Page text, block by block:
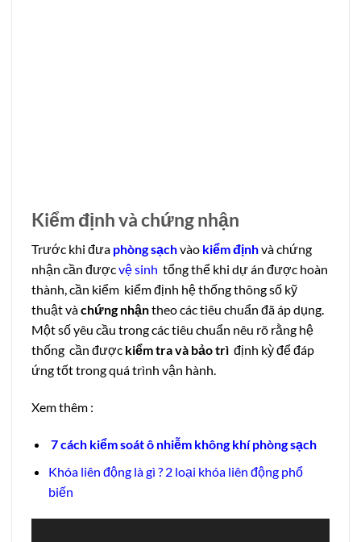
Kiểm định và chứng nhận
Trước khi đưa phòng sạchvào kiểm địnhvà chứng
nhận cần đượcvệ sinh tổng thể khi dự án được hoàn
thành, cần kiểm kiểm định hệ thống thông số kỹ
thuật vàchứng nhậntheo các tiêu chuẩn đã áp dụng.
Một số yêu cầu trong các tiêu chuẩn nêu rõ rằng hệ
thống cần được kiểm tra và bảo trì định kỳ để đáp
ứng tốt trong quá trình vận hành.
Xem thêm :
7 cách kiểm soát ô nhiễm không khí phòng sạch
Khóa liên động là gì ? 2 loại khóa liên động phổ
biến